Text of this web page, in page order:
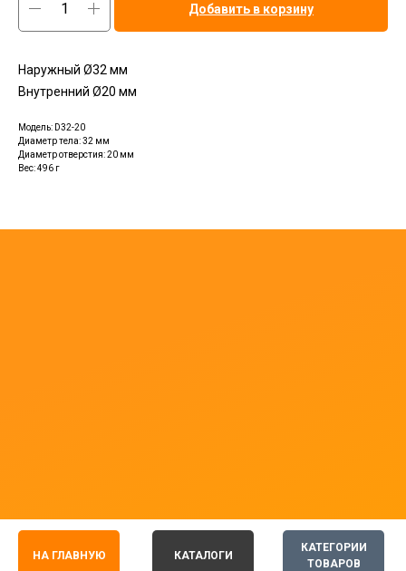
Добавить в корзину
Наружный Ø32 мм
Внутренний Ø20 мм
Модель: D32-20
Диаметр тела: 32 мм
Диаметр отверстия: 20 мм
Вес: 496 г
КАТЕГОРИИ
ТОВАРОВ
НА ГЛАВНУЮ КАТАЛОГИ